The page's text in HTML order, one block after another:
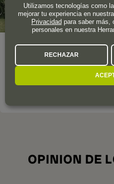
Fundado en 1986, este
hermanos Rafael y José
sostenible, ecológica y
OPINION DE
Utilizamos tecnologías como
mejorar tu experiencia en
Privacidadpara saber más,
personales en nuestra
RECHAZAR